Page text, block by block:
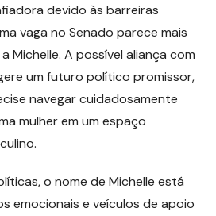
devido às barreiras
vaga no Senado parece mais
Michelle. A possível aliança com
um futuro político promissor,
navegar cuidadosamente
mulher em um espaço
o nome de Michelle está
emocionais e veículos de apoio